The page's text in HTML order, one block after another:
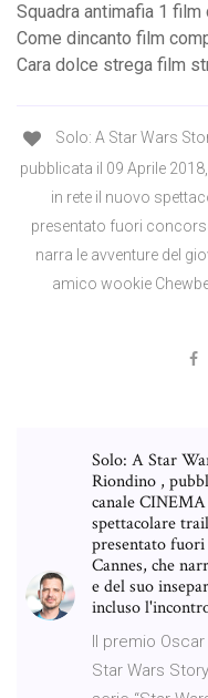
Squadra antimafia 1 film
Come dincanto film
Cara dolce strega film
Solo: A Star Wars
pubblicata il 09 Aprile
in rete il nuovo
presentato fuori
narra le avventure del
amico wookie
Solo: A Star
Riondino ,
canale
spettacolare
presentato
Cannes, che
e del suo
incluso
Il premio
Star Wars